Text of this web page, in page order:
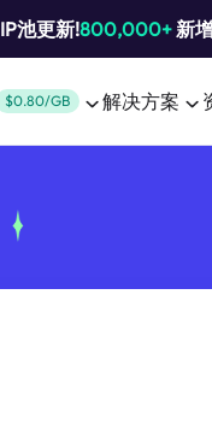
IP池更新!800,000+新
$0.80/GB 解决方案